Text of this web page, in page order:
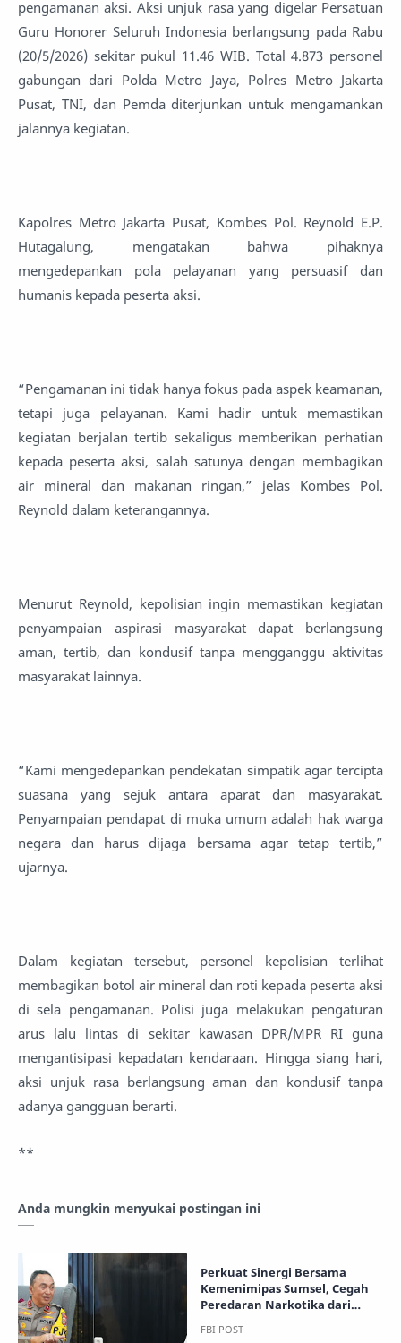
pengamanan aksi. Aksi unjuk rasa yang digelar Persatuan
Guru Honorer Seluruh Indonesia berlangsung pada Rabu
(20/5/2026) sekitar pukul 11.46 WIB. Total 4.873 personel
gabungan dari Polda Metro Jaya, Polres Metro Jakarta
Pusat, TNI, dan Pemda diterjunkan untuk mengamankan
jalannya kegiatan.
Kapolres Metro Jakarta Pusat, Kombes Pol. Reynold E.P.
Hutagalung, mengatakan bahwa pihaknya
mengedepankan pola pelayanan yang persuasif dan
humanis kepada peserta aksi.
“Pengamanan ini tidak hanya fokus pada aspek keamanan,
tetapi juga pelayanan. Kami hadir untuk memastikan
kegiatan berjalan tertib sekaligus memberikan perhatian
kepada peserta aksi, salah satunya dengan membagikan
air mineral dan makanan ringan,” jelas Kombes Pol.
Reynold dalam keterangannya.
Menurut Reynold, kepolisian ingin memastikan kegiatan
penyampaian aspirasi masyarakat dapat berlangsung
aman, tertib, dan kondusif tanpa mengganggu aktivitas
masyarakat lainnya.
“Kami mengedepankan pendekatan simpatik agar tercipta
suasana yang sejuk antara aparat dan masyarakat.
Penyampaian pendapat di muka umum adalah hak warga
negara dan harus dijaga bersama agar tetap tertib,”
ujarnya.
Dalam kegiatan tersebut, personel kepolisian terlihat
membagikan botol air mineral dan roti kepada peserta aksi
di sela pengamanan. Polisi juga melakukan pengaturan
arus lalu lintas di sekitar kawasan DPR/MPR RI guna
mengantisipasi kepadatan kendaraan. Hingga siang hari,
aksi unjuk rasa berlangsung aman dan kondusif tanpa
adanya gangguan berarti.
**
Anda mungkin menyukai postingan ini
Perkuat Sinergi Bersama
Kemenimipas Sumsel, Cegah
Peredaran Narkotika dari